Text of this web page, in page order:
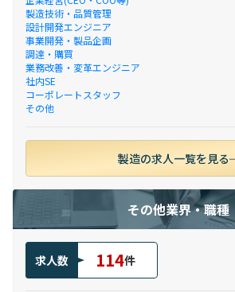
製造技術・品質管理
設計開発エンジニア
事業開発・製品企画
調達・購買
業務改善・変革エンジニア
社内SE
コーポレートスタッフ
その他
製造の求人一覧を見る
その他業界・職種
求人数 114件